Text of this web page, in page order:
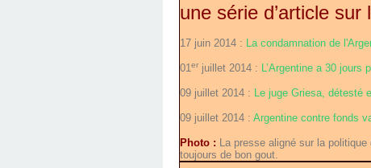
une série d’article sur
17 juin 2014 : La condamnation de
01er juillet 2014 : L’Argentine a 30 jours
09 juillet 2014 : Le juge Griesa, détesté
09 juillet 2014 : Argentine contre fonds
Photo : La presse aligné sur la
toujours de bon gout.